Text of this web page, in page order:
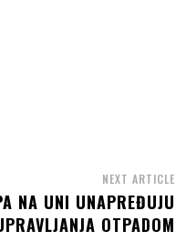
NEXT ARTICLE
NA UNI UNAPREĐUJU
OTPADOM